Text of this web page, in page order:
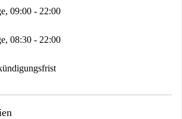
09:00 - 22:00
08:30 - 22:00